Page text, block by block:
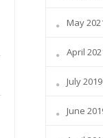
May
April
July 2019
June